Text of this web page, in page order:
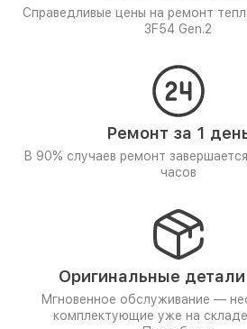
Справедливые цены на ремонт
3F54 Gen.2
Ремонт за 1
В 90% случаев ремонт
часов
Оригинальные
Мгновенное обслуживание —
комплектующие уже на